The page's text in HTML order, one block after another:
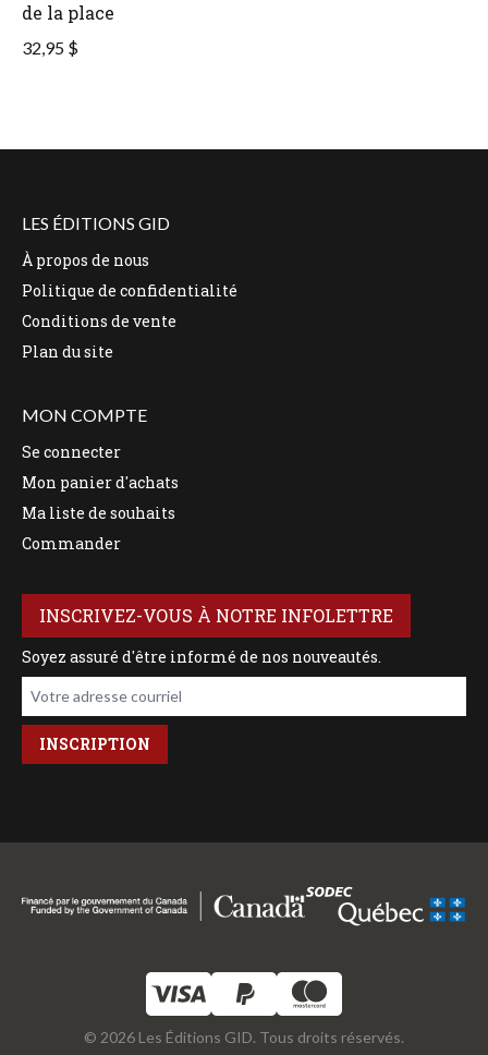
de la place
32,95 $
LES ÉDITIONS GID
À propos de nous
Politique de confidentialité
Conditions de vente
Plan du site
MON COMPTE
Se connecter
Mon panier d'achats
Ma liste de souhaits
Commander
INSCRIVEZ-VOUS À NOTRE INFOLETTRE
Soyez assuré d'être informé de nos nouveautés.
Votre adresse courriel
© 2026 Les Éditions GID. Tous droits réservés.